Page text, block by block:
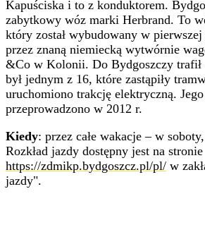
Kapuściska i to z konduktorem.
zabytkowy wóz marki Herbrand. To
który został wybudowany w pierwszej
przez znaną niemiecką wytwórnie
&Co w Kolonii. Do Bydgoszczy trafił
był jednym z 16, które zastąpiły
uruchomiono trakcję elektryczną.
przeprowadzono w 2012 r.
Kiedy: przez całe wakacje – w
Rozkład jazdy dostępny jest na stronie
https://zdmikp.bydgoszcz.pl/pl/ w
jazdy".